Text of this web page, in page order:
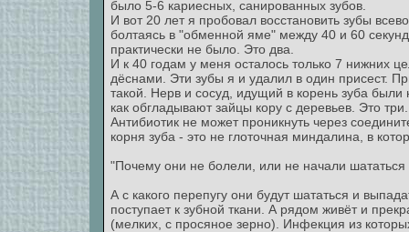
было 5-6 кариесных, санированных зубов.
И вот 20 лет я пробовал восстановить зубы
болтаясь в "обменной яме" между 40 и 60
практически не было. Это два.
И к 40 годам у меня осталось только 7 нижних
дёснами. Эти зубы я и удалил в один присест.
такой. Нерв и сосуд, идущий в корень зуба
как обгладывают зайцы кору с деревьев. Это три.
Антибиотик не может проникнуть через
корня зуба - это не глоточная миндалина, в
"Почему они не болели, или не начали шататься
А с какого перепугу они будут шататься и
поступает к зубной ткани. А рядом живёт и
(мелких, с просяное зерно). Инфекция из